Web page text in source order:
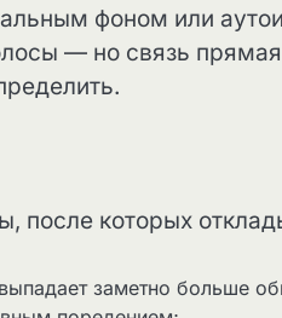
фоном или
— но связь
после которых
заметно больше